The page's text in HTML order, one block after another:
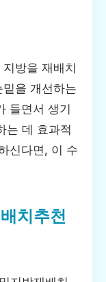
방을 재배치
을 개선하는
들면서 생기
는 데 효과적
신다면, 이 수
치추천